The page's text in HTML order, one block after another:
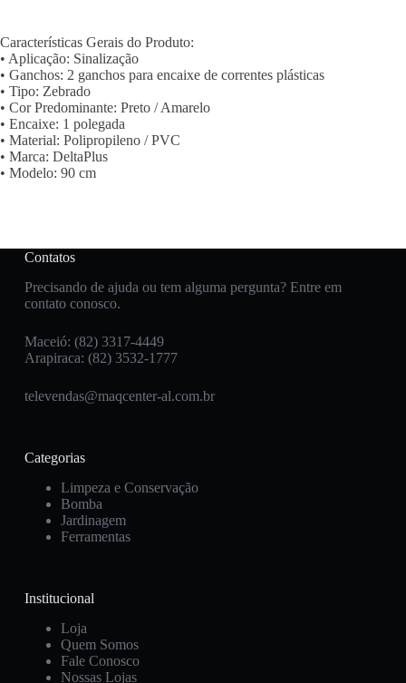
Características Gerais do Produto:
• Aplicação: Sinalização
• Ganchos: 2 ganchos para encaixe de correntes plásticas
• Tipo: Zebrado
• Cor Predominante: Preto / Amarelo
• Encaixe: 1 polegada
• Material: Polipropileno / PVC
• Marca: DeltaPlus
• Modelo: 90 cm
Contatos
Precisando de ajuda ou tem alguma pergunta? Entre em
contato conosco.
Maceió: (82) 3317-4449
Arapiraca: (82) 3532-1777
televendas@maqcenter-al.com.br
Categorias
Limpeza e Conservação
Bomba
Jardinagem
Ferramentas
Institucional
Loja
Quem Somos
Fale Conosco
Nossas Lojas